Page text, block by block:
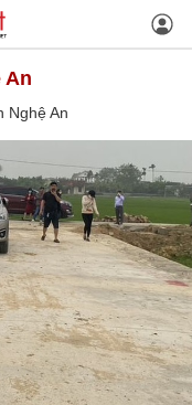
An
Nghệ An